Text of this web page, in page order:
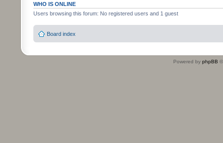
WHO IS ONLINE
Users browsing this forum: No registered users and 1 guest
Board index
Powered by phpBB